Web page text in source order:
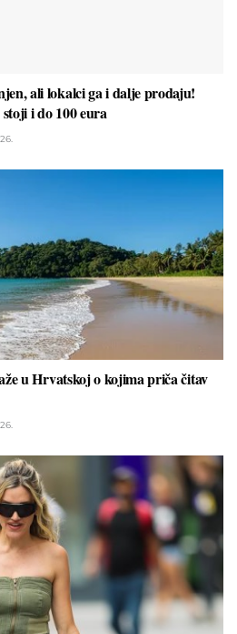
ali lokalci ga i dalje prodaju!
i do 100 eura
u Hrvatskoj o kojima priča čitav